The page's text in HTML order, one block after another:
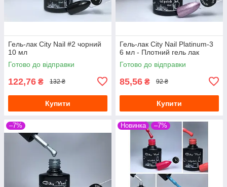
Гель-лак City Nail #2 чорний
10 мл
Готово до відправки
122,76 ₴ 132 ₴
Купити
Гель-лак City Nail Platinum-3
6 мл - Плотний гель лак
Готово до відправки
85,56 ₴ 92 ₴
Купити
–7% Новинка –7%